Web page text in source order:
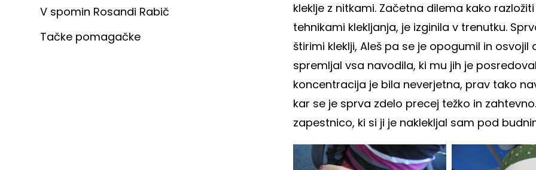
V spomin Rosandi Rabič
Tačke pomagačke
kleklje z nitkami. Začetna dilema kako
tehnikami klekljanja, je izginila v trenutku.
štirimi kleklji, Aleš pa se je opogumil in osvojil
spremljal vsa navodila, ki mu jih je
koncentracija je bila neverjetna, prav tako
kar se je sprva zdelo precej težko in
zapestnico, ki si ji je naklekljal sam pod